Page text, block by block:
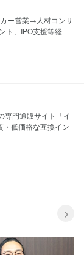
ー営業→人材コンサ
ト、IPO支援等経
専門通販サイト「イ
・低価格な互換イン